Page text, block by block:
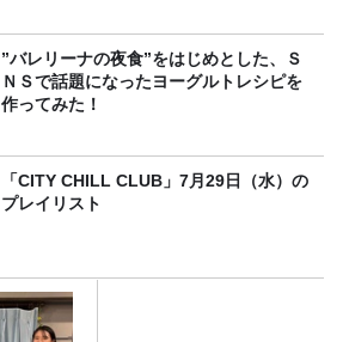
”バレリーナの夜食”をはじめとした、Ｓ
ＮＳで話題になったヨーグルトレシピを
作ってみた！
「CITY CHILL CLUB」7月29日（水）の
プレイリスト